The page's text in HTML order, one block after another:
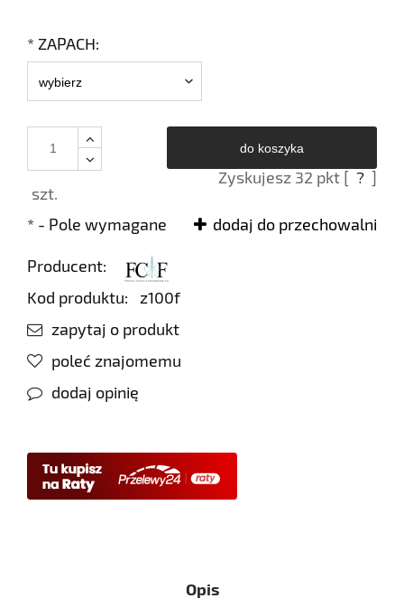
* ZAPACH:
szt.
do koszyka
Zyskujesz 32 pkt [ ? ]
dodaj do przechowalni
* - Pole wymagane
Producent:
Kod produktu:
z100f
zapytaj o produkt
poleć znajomemu
dodaj opinię
Opis